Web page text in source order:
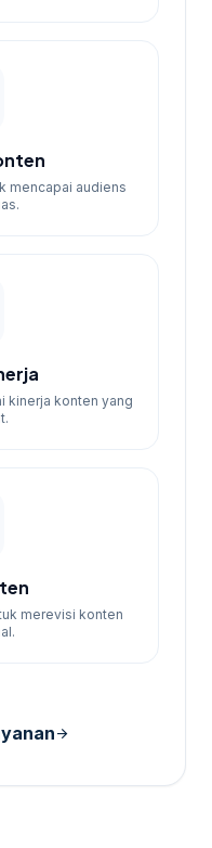
mencapai audiens
kinerja konten yang
merevisi konten
arrow_forward